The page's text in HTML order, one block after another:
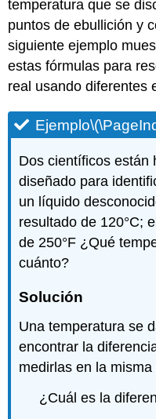
temperatura que se
puntos de ebullición y
siguiente ejemplo
estas fórmulas para
real usando diferentes
Ejemplo
Dos científicos están
diseñado para
un líquido
resultado de 120°C;
de 250°F ¿Qué
cuánto?
Solución
Una temperatura se
encontrar la
medirlas en la misma
¿Cuál es la